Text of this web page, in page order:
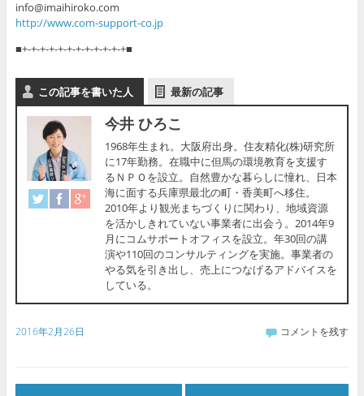
info@imaihiroko.com
http://www.com-support-co.jp
■+-+-+-+-+-+-+-+-+-+-+-+■
この記事を書いた人 最新の記事
今井 ひろこ
1968年生まれ。大阪府出身。住友精化(株)研究所
に17年勤務。在職中に但馬の環境教育を支援す
るＮＰＯを設立。自然豊かな暮らしに憧れ、日本
海に面する兵庫県最北の町・香美町へ移住。
2010年より観光まちづくりに関わり、地域資源
を活かしきれていない事業者に出会う。2014年9
月にコムサポートオフィスを設立。年30回の講
演や110回のコンサルティングを実施。事業者の
やる気を引き出し、売上につなげるアドバイスを
している。
2016年2月26日 コメントを残す